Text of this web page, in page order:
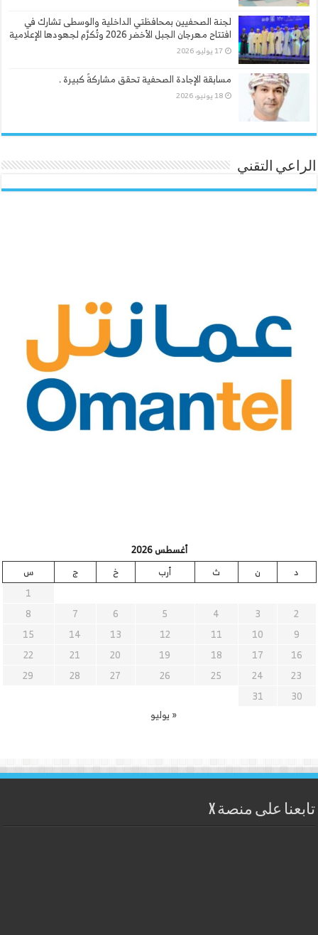
لجنة الصحفيين بمحافظتي الداخلية والوسطى تشارك في
افتتاح مهرجان الجبل الأخضر 2026 وتُكرَّم لجهودها الإعلامية
17 يوليو، 2026
مسابقة الإجادة الصحفية تحقق مشاركةً كبيرة .
18 يونيو، 2026
الراعي التقني
أغسطس 2026
د
ن ث أرب خ ج
س
1
2
3
4
5
6
7
8
9
10
11
12
13
14
15
16
17
18
19
20
21
22
23
24
25
26
27
28
29
30
31
« يوليو
تابعنا على منصة X